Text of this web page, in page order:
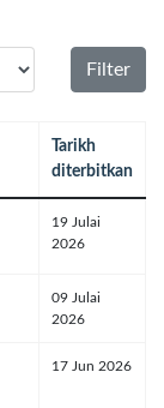
Filter
Tarikh
diterbitkan
19 Julai
2026
09 Julai
2026
17 Jun 2026